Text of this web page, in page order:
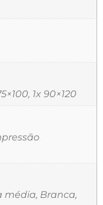
1x 90×120
Branca,